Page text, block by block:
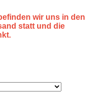
wir uns in den
statt und die